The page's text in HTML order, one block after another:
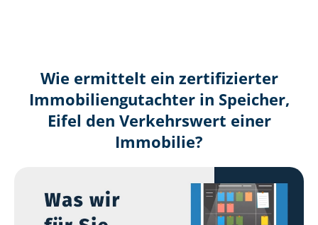
Wie ermittelt ein zertifizierter
Immobilien­gutachter in Speicher,
Eifel den Verkehrswert einer
Immobilie?